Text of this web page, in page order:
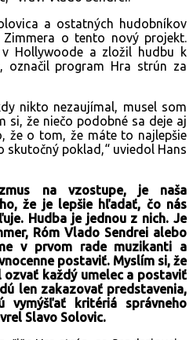
a ostatných hudobníkov
o tento nový projekt.
Hollywoode a zložil hudbu k
označil program Hra strún za
nikto nezaujímal, musel som
si, že niečo podobné sa deje aj
že o tom, že máte to najlepšie
skutočný poklad,“ uviedol Hans
na vzostupe, je naša
že je lepšie hľadať, čo nás
Hudba je jednou z nich. Je
Róm Vlado Sendrei alebo
v prvom rade muzikanti a
postaviť. Myslím si, že
ozvať každý umelec a postaviť
len zakazovať predstavenia,
vymýšľať kritériá správneho
Slavo Solovic.